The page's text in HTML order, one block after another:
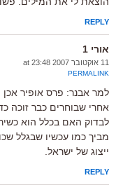
REPLY
אורי 1
11 אוקטובר 2007 at 23:48
PERMALINK
למר אבנר: פרס אופיר
אחרי שבוחרים כבר זוכה
לבדוק האם בכלל הוא
מביך כמו עכשיו שבגלל
ייצוג של ישראל.
REPLY